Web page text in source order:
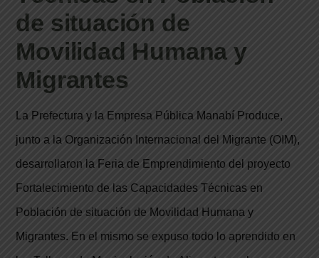
de situación de
Movilidad Humana y
Migrantes
La Prefectura y la Empresa Pública Manabí Produce,
junto a la Organización Internacional del Migrante (OIM),
desarrollaron la Feria de Emprendimiento del proyecto
Fortalecimiento de las Capacidades Técnicas en
Población de situación de Movilidad Humana y
Migrantes. En el mismo se expuso todo lo aprendido en